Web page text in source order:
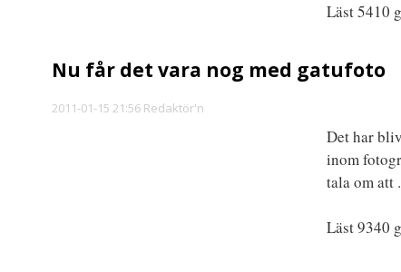
Läst 5410
Nu får det vara nog med gatufoto
2011-01-15 21:56 Redaktör'n
Det har
inom
tala om att
Läst 9340